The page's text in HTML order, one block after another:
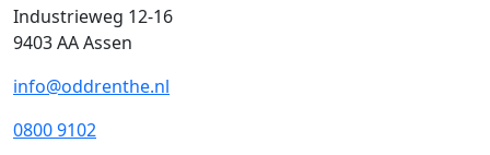
Industrieweg 12-16
9403 AA Assen
info@oddrenthe.nl
0800 9102